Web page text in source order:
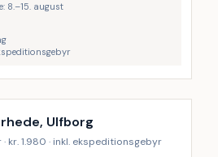
8.–15. august
Ulfborg
kr. 1.980 · inkl. ekspeditionsgebyr